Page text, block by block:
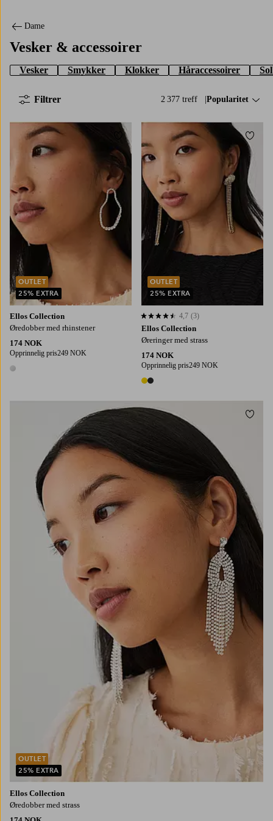
Dame
Vesker & accessoirer
Vesker Smykker Klokker Håraccessoirer
2 377 treff Sorter på:
Popularitet
Filtrer
Ellos Collection
Øredobber med strass
OUTLET
25% EXTRA
Ellos Collection
Øredobber med rhinstener
174 NOK
Opprinnelig pris249 NOK
1 farge
OUTLET
25% EXTRA
Legg til favoritter
Ellos Collection
Øreringer med strass
174 NOK
Opprinnelig pris249 NOK
2 farger
4,7 basert på 3 karaktergivninger
4,7 (3)
OUTLET
25% EXTRA